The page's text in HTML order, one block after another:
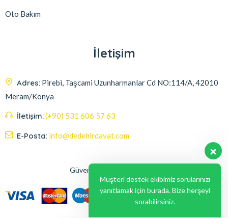
Oto Bakım
İletişim
Adres: Pirebi, Taşcami Uzunharmanlar Cd NO:114/A, 42010
Meram/Konya
İletişim:(+90) 531 606 57 63
E-Posta: info@dedehirdavat.com
Güvenli Ödeme Seçenekleri
Müşteri destek ekibimiz sorularınızı
yanıtlamak için burada. Bize herşeyi
sorabilirsiniz.